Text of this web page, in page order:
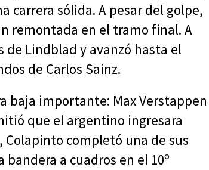
carrera sólida. A pesar del golpe,
remontada en el tramo final. A
Lindblad y avanzó hasta el
de Carlos Sainz.
baja importante: Max Verstappen
que el argentino ingresara
completó una de sus
a cuadros en el 10º